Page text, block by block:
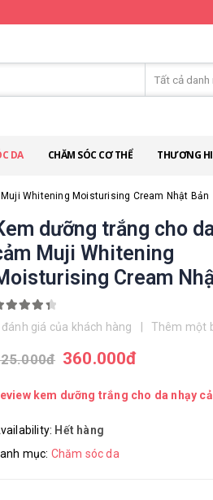
DA CHĂM SÓC CƠ THỂ THƯƠNG
Whitening Moisturising Cream Nhật Bản
dưỡng trắng cho
Muji Whitening
Cream
out of 5
đánh giá của khách hàng Thêm một
đ 360.000đ
kem dưỡng trắng cho da nhạy
Hết hàng
mục: Chăm sóc da